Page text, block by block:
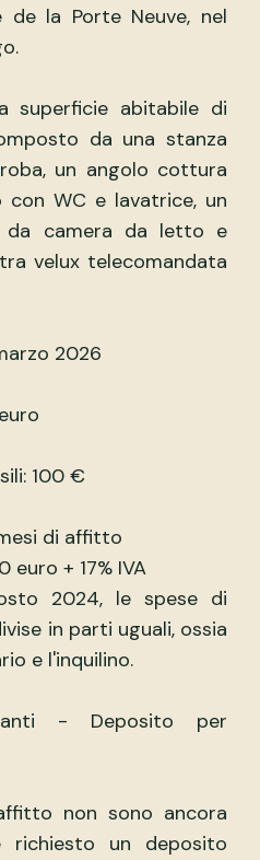
de la Porte Neuve, nel
superficie abitabile di
da una stanza
un angolo cottura
WC e lavatrice, un
da camera da letto e
velux telecomandata
2026
100 €
di affitto
euro + 17% IVA
2024, le spese di
in parti uguali, ossia
e l'inquilino.
- Deposito per
non sono ancora
richiesto un deposito